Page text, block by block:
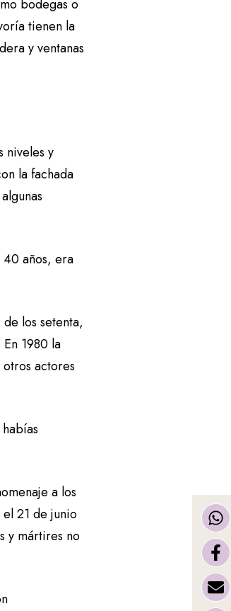
bodegas o
tienen la
y ventanas
niveles y
la fachada
40 años, era
los setenta,
1980 la
actores
a los
21 de junio
y mártires no